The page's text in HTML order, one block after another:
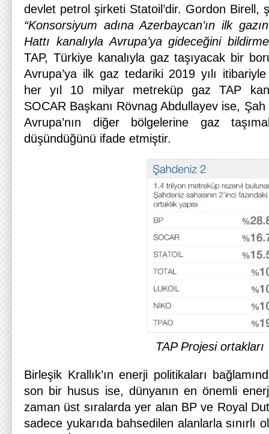
devlet petrol şirketi Statoil’dir. Gordon Birell,
“Konsorsiyum adına Azerbaycan’ın ilk
Hattı kanalıyla Avrupa’ya gideceğini
TAP, Türkiye kanalıyla gaz taşıyacak bir
Avrupa’ya ilk gaz tedariki 2019 yılı itibariyle
her yıl 10 milyar metreküp gaz TAP
SOCAR Başkanı Rövnag Abdullayev ise, Şah
Avrupa’nın diğer bölgelerine gaz
düşündüğünü ifade etmiştir.
TAP Projesi ortakları
Birleşik Krallık’ın enerji politikaları
son bir husus ise, dünyanın en önemli
zaman üst sıralarda yer alan BP ve Royal
sadece yukarıda bahsedilen alanlarla sınırlı